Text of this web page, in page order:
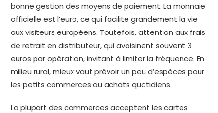
bonne gestion des moyens de paiement. La monnaie
officielle est l’euro, ce qui facilite grandement la vie
aux visiteurs européens. Toutefois, attention aux frais
de retrait en distributeur, qui avoisinent souvent 3
euros par opération, invitant à limiter la fréquence. En
milieu rural, mieux vaut prévoir un peu d’espèces pour
les petits commerces ou achats quotidiens.
La plupart des commerces acceptent les cartes